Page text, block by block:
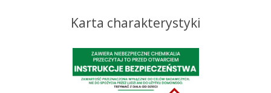
Karta charakterystyki